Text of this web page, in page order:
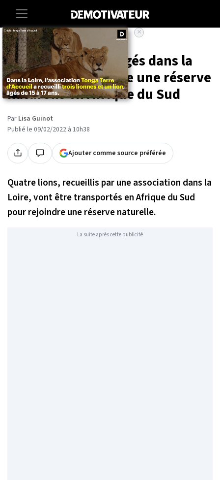
Accueil Societe Animaux
Quatre lions hébergés dans la
Loire vont rejoindre une réserve
naturelle en Afrique du Sud
Par Lisa Guinot
Publié le 09/02/2022 à 10h38
Ajouter comme source préférée
×
Quatre lions, recueillis par une association dans la
Loire, vont être transportés en Afrique du Sud
pour rejoindre une réserve naturelle.
La suite après cette publicité